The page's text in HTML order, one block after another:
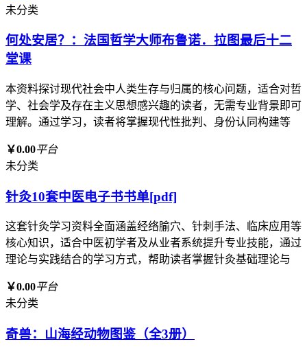
未分类
何处安居？：法国哲学大师布鲁诺．拉图最后十二
堂课
本资料探讨现代社会中人类生存与归属的核心问题，适合对哲
学、社会学及存在主义思想感兴趣的读者，无需专业背景即可
理解。通过学习，读者将掌握现代性批判、身份认同构建等
￥0.00平台
未分类
针灸10套中医电子书书单[pdf]
这套针灸学习资料全面涵盖经络腧穴、针刺手法、临床应用等
核心知识，适合中医初学者及从业者系统提升专业技能，通过
理论与实践结合的学习方式，帮助读者掌握针灸基础理论与
￥0.00平台
未分类
奇兽：山海经动物图鉴（全3册）